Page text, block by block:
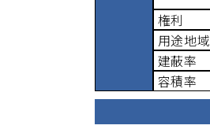
権利
用途地域
建蔽率
容積率